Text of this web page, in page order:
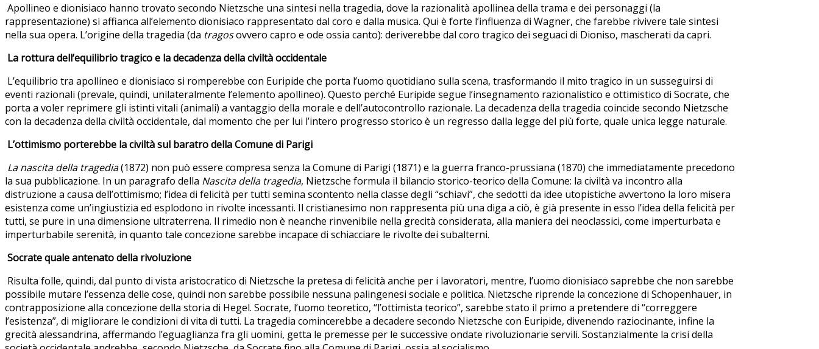
Apollineo e dionisiaco hanno trovato secondo Nietzsche una sintesi nella tragedia, dove la razionalità apollinea della trama e dei personaggi (la
rappresentazione) si affianca all’elemento dionisiaco rappresentato dal coro e dalla musica. Qui è forte l’influenza di Wagner, che farebbe rivivere tale sintesi
nella sua opera. L’origine della tragedia (da tragosovvero capro e ode ossia canto): deriverebbe dal coro tragico dei seguaci di Dioniso, mascherati da capri.
La rottura dell’equilibrio tragico e la decadenza della civiltà occidentale
L’equilibrio tra apollineo e dionisiaco si romperebbe con Euripide che porta l’uomo quotidiano sulla scena, trasformando il mito tragico in un susseguirsi di
eventi razionali (prevale, quindi, unilateralmente l’elemento apollineo). Questo perché Euripide segue l’insegnamento razionalistico e ottimistico di Socrate, che
porta a voler reprimere gli istinti vitali (animali) a vantaggio della morale e dell’autocontrollo razionale. La decadenza della tragedia coincide secondo Nietzsche
con la decadenza della civiltà occidentale, dal momento che per lui l’intero progresso storico è un regresso dalla legge del più forte, quale unica legge naturale.
L’ottimismo porterebbe la civiltà sul baratro della Comune di Parigi
La nascita della tragedia(1872) non può essere compresa senza la Comune di Parigi (1871) e la guerra franco-prussiana (1870) che immediatamente precedono
la sua pubblicazione. In un paragrafo della Nascita della tragedia, Nietzsche formula il bilancio storico-teorico della Comune: la civiltà va incontro alla
distruzione a causa dell’ottimismo; l’idea di felicità per tutti semina scontento nella classe degli “schiavi”, che sedotti da idee utopistiche avvertono la loro misera
esistenza come un’ingiustizia ed esplodono in rivolte incessanti. Il cristianesimo non rappresenta più una diga a ciò, è già presente in esso l’idea della felicità per
tutti, se pure in una dimensione ultraterrena. Il rimedio non è neanche rinvenibile nella grecità considerata, alla maniera dei neoclassici, come imperturbata e
imperturbabile serenità, in quanto tale concezione sarebbe incapace di schiacciare le rivolte dei subalterni.
Socrate quale antenato della rivoluzione
Risulta folle, quindi, dal punto di vista aristocratico di Nietzsche la pretesa di felicità anche per i lavoratori, mentre, l’uomo dionisiaco saprebbe che non sarebbe
possibile mutare l’essenza delle cose, quindi non sarebbe possibile nessuna palingenesi sociale e politica. Nietzsche riprende la concezione di Schopenhauer, in
contrapposizione alla concezione della storia di Hegel. Socrate, l’uomo teoretico, “l’ottimista teorico”, sarebbe stato il primo a pretendere di “correggere
l’esistenza”, di migliorare le condizioni di vita di tutti. La tragedia comincerebbe a decadere secondo Nietzsche con Euripide, divenendo raziocinante, infine la
grecità alessandrina, affermando l’eguaglianza fra gli uomini, getta le premesse per le successive ondate rivoluzionarie servili. Sostanzialmente la crisi della